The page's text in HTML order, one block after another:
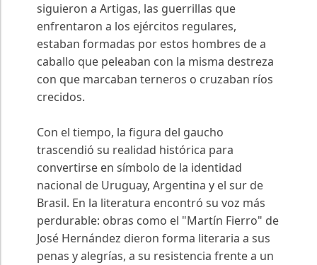
siguieron a Artigas, las guerrillas que
enfrentaron a los ejércitos regulares,
estaban formadas por estos hombres de a
caballo que peleaban con la misma destreza
con que marcaban terneros o cruzaban ríos
crecidos.
Con el tiempo, la figura del gaucho
trascendió su realidad histórica para
convertirse en símbolo de la identidad
nacional de Uruguay, Argentina y el sur de
Brasil. En la literatura encontró su voz más
perdurable: obras como el "Martín Fierro" de
José Hernández dieron forma literaria a sus
penas y alegrías, a su resistencia frente a un